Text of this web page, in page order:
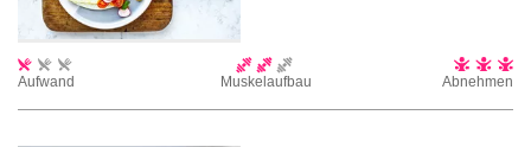
Aufwand Muskelaufbau Abnehmen